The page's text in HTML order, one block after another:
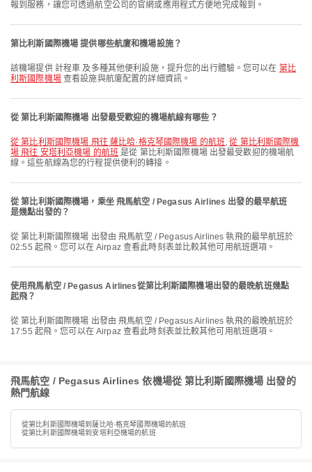
報到服務，讓您可透過航空公司的官網或應用程式方便地完成報到。
第比利斯國際機場 提供哪些航廈和機場設施？
該機場提供 計程車 及多種其他便利設施，提升您的出行體驗。您可以在 第比
利斯國際機場查看設施與航廈配置的詳細資訊。
從 第比利斯國際機場 出發最受歡迎的機場航線有哪些？
從 第比利斯國際機場 飛往 薩比哈·格克琴國際機場 的航班,從 第比利斯國際機
場 飛往 安塔利亞機場 的航班 是從 第比利斯國際機場 出發最受歡迎的機場航
線。這些航線為您的行程提供便利的轉接。
從 第比利斯國際機場，乘坐 飛馬航空 / Pegasus Airlines 出發的最早航班
是幾點出發的？
從 第比利斯國際機場 出發由 飛馬航空 / Pegasus Airlines 執飛的最早航班於
02:55 起飛。您可以在 Airpaz 查看此時刻表並比較其他可用航班選項。
使用飛馬航空 / Pegasus Airlines從第比利斯國際機場出發的最晚航班幾點
起飛？
從 第比利斯國際機場 出發由 飛馬航空 / Pegasus Airlines 執飛的最晚航班於
17:55 起飛。您可以在 Airpaz 查看此時刻表並比較其他可用航班選項。
飛馬航空 / Pegasus Airlines 依機場從 第比利斯國際機場 出發的
熱門航線
從第比利斯國際機場到薩比哈·格克琴國際機場的航班
從第比利斯國際機場到安塔利亞機場的航班